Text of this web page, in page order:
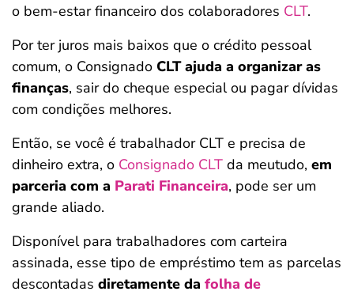
o bem-estar financeiro dos colaboradores CLT.
Por ter juros mais baixos que o crédito pessoal
comum, o Consignado CLT ajuda a organizar as
finanças, sair do cheque especial ou pagar dívidas
com condições melhores.
Então, se você é trabalhador CLT e precisa de
dinheiro extra, o Consignado CLT da meutudo, em
parceria com a Parati Financeira, pode ser um
grande aliado.
Disponível para trabalhadores com carteira
assinada, esse tipo de empréstimo tem as parcelas
descontadas diretamente da folha de